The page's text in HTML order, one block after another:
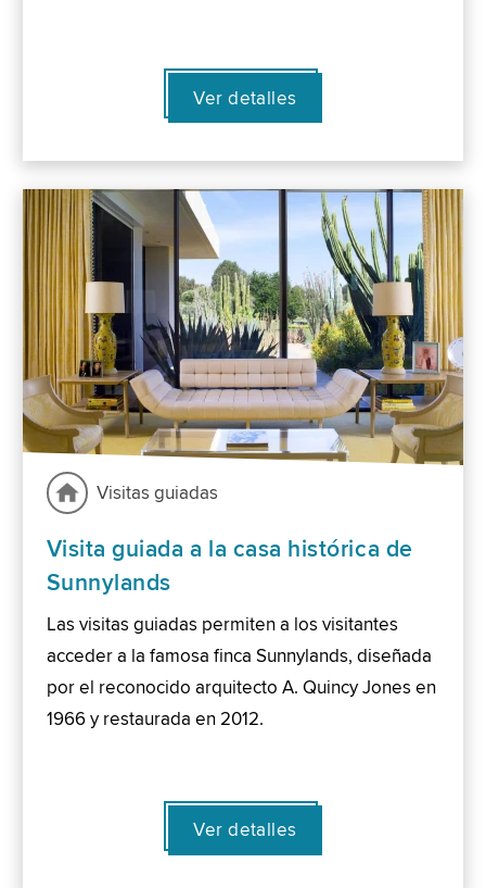
Ver detalles
Visitas guiadas
Visita guiada a la casa histórica de
Sunnylands
Las visitas guiadas permiten a los visitantes
acceder a la famosa finca Sunnylands, diseñada
por el reconocido arquitecto A. Quincy Jones en
1966 y restaurada en 2012.
Ver detalles